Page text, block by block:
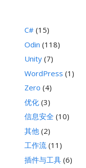
C# (15)
Odin (118)
Unity (7)
WordPress (1)
Zero (4)
优化 (3)
信息安全 (10)
其他 (2)
工作流 (11)
插件与工具 (6)